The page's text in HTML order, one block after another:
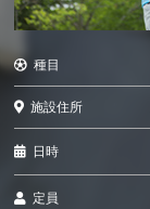
種目
施設住所
日時
定員